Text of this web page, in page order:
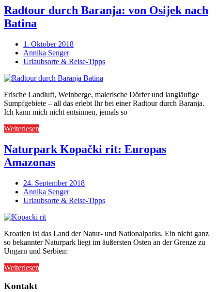
Radtour durch Baranja: von Osijek nach
Batina
1. Oktober 2018
Annika Senger
Urlaubsorte & Reise-Tipps
Frische Landluft, Weinberge, malerische Dörfer und langläufige
Sumpfgebiete – all das erlebt Ihr bei einer Radtour durch Baranja.
Ich kann mich nicht entsinnen, jemals so
Weiterlesen
Naturpark Kopački rit: Europas
Amazonas
24. September 2018
Annika Senger
Urlaubsorte & Reise-Tipps
Kroatien ist das Land der Natur- und Nationalparks. Ein nicht ganz
so bekannter Naturpark liegt im äußersten Osten an der Grenze zu
Ungarn und Serbien:
Weiterlesen
Kontakt